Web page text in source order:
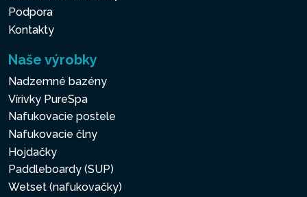
Podpora
Kontakty
Naše výrobky
Nadzemné bazény
Vírivky PureSpa
Nafukovacie postele
Nafukovacie člny
Hojdačky
Paddleboardy (SUP)
Wetset (nafukovačky)